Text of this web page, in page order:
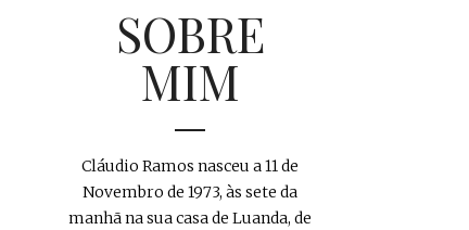
SOBRE
MIM
Cláudio Ramos nasceu a 11 de
Novembro de 1973, às sete da
manhã na sua casa de Luanda, de